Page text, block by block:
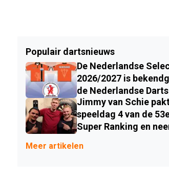
Populair dartsnieuws
De Nederlandse
2026/2027 is
de Nederlandse
Jimmy van Schie
speeldag 4 van de
Super Ranking en
Meer artikelen